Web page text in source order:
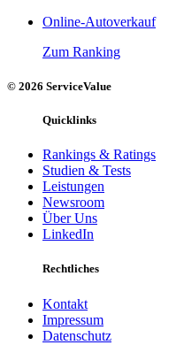
Online-Autoverkauf
Zum Ranking
© 2026 ServiceValue
Quicklinks
Rankings & Ratings
Studien & Tests
Leistungen
Newsroom
Über Uns
LinkedIn
Rechtliches
Kontakt
Impressum
Datenschutz